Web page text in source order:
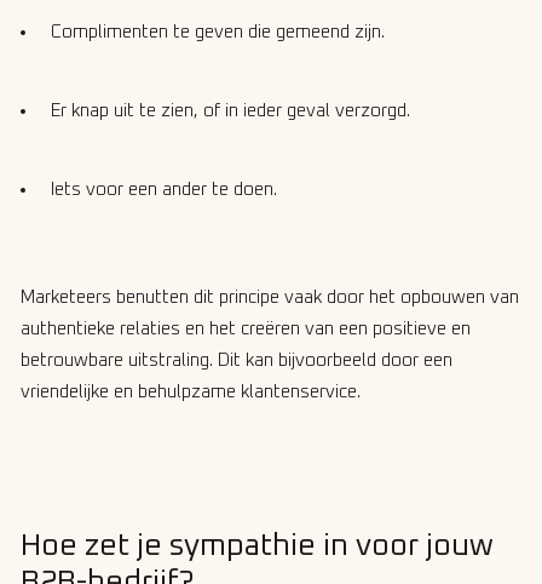
Complimenten te geven die gemeend zijn.
Er knap uit te zien, of in ieder geval verzorgd.
Iets voor een ander te doen.
Marketeers benutten dit principe vaak door het opbouwen van
authentieke relaties en het creëren van een positieve en
betrouwbare uitstraling. Dit kan bijvoorbeeld door een
vriendelijke en behulpzame klantenservice.
Hoe zet je sympathie in voor jouw